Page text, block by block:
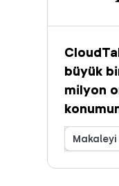
büyük
milyon